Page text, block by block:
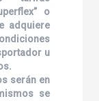
o
adquiere
u
serán en
se